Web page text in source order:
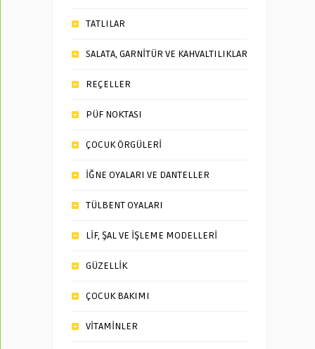
TATLILAR
SALATA, GARNİTÜR VE KAHVALTILIKLAR
REÇELLER
PÜF NOKTASI
ÇOCUK ÖRGÜLERİ
İĞNE OYALARI VE DANTELLER
TÜLBENT OYALARI
LİF, ŞAL VE İŞLEME MODELLERİ
GÜZELLİK
ÇOCUK BAKIMI
VİTAMİNLER